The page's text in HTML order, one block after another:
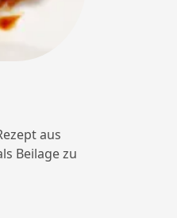
aus
Beilage zu